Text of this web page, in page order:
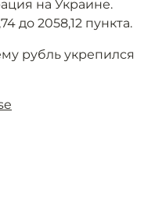
на Украине.
до 2058,12 пункта.
рубль укрепился